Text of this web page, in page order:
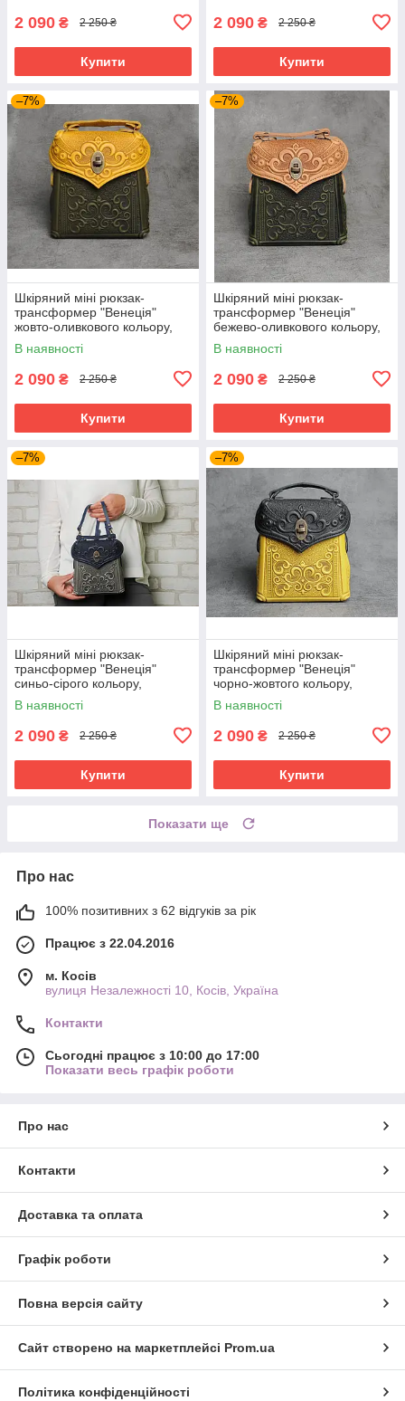
2 090 ₴ 2 250 ₴
Купити
2 090 ₴ 2 250 ₴
Купити
–7%
Шкіряний міні рюкзак-
трансформер "Венеція"
жовто-оливкового кольору,
17х19х7 см
В наявності
2 090 ₴ 2 250 ₴
Купити
–7%
Шкіряний міні рюкзак-
трансформер "Венеція"
бежево-оливкового кольору,
17х19х7 см
В наявності
2 090 ₴ 2 250 ₴
Купити
–7%
Шкіряний міні рюкзак-
трансформер "Венеція"
синьо-сірого кольору,
17х19х7 см
В наявності
2 090 ₴ 2 250 ₴
Купити
–7%
Шкіряний міні рюкзак-
трансформер "Венеція"
чорно-жовтого кольору,
17х19х7 см
В наявності
2 090 ₴ 2 250 ₴
Купити
Показати ще
Про нас
100% позитивних з 62 відгуків за рік
Працює з 22.04.2016
м. Косів
вулиця Незалежності 10, Косів, Україна
Контакти
Сьогодні працює з 10:00 до 17:00
Показати весь графік роботи
Про нас
Контакти
Доставка та оплата
Графік роботи
Повна версія сайту
Сайт створено на маркетплейсі Prom.ua
Політика конфіденційності